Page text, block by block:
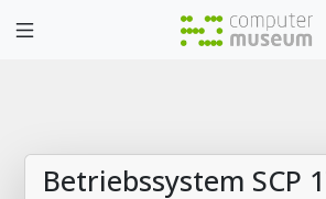
Betriebssystem SCP